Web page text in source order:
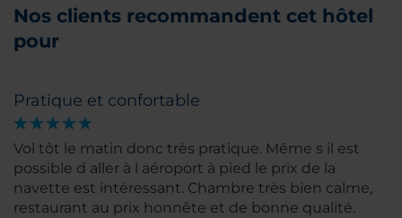
Nos clients recommandent cet hôtel
pour
Pratique et confortable
Vol tôt le matin donc très pratique. Même s il est
possible d aller à l aéroport à pied le prix de la
navette est intéressant. Chambre très bien calme,
restaurant au prix honnête et de bonne qualité.